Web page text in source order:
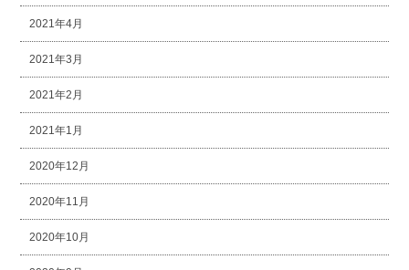
2021年4月
2021年3月
2021年2月
2021年1月
2020年12月
2020年11月
2020年10月